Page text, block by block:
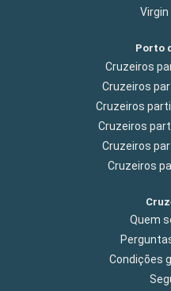
Virgin
Porto
Cruzeiros
Cruzeiros
Cruzeiros
Cruzeiros
Cruzeiros
Cruzeiros
Quem
Condições